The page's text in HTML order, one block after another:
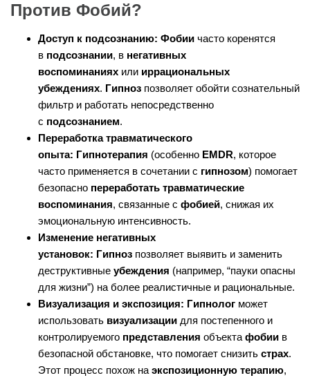
Против Фобий?
Доступ к подсознанию: Фобии часто коренятся
в подсознании, в негативных
воспоминаниях или иррациональных
убеждениях. Гипноз позволяет обойти сознательный
фильтр и работать непосредственно
с подсознанием.
Переработка травматического
опыта: Гипнотерапия (особенно EMDR, которое
часто применяется в сочетании с гипнозом) помогает
безопасно переработать травматические
воспоминания, связанные с фобией, снижая их
эмоциональную интенсивность.
Изменение негативных
установок: Гипноз позволяет выявить и заменить
деструктивные убеждения (например, “пауки опасны
для жизни”) на более реалистичные и рациональные.
Визуализация и экспозиция: Гипнолог может
использовать визуализации для постепенного и
контролируемого представления объектафобии в
безопасной обстановке, что помогает снизить страх.
Этот процесс похож наэкспозиционную терапию,